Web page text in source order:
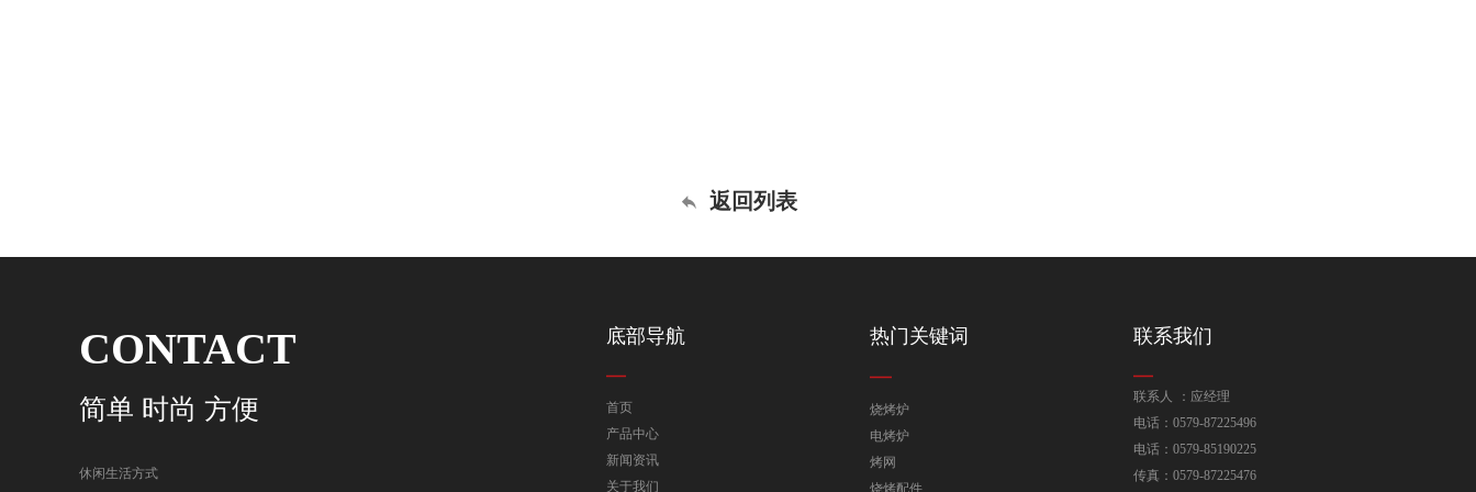
返回列表
CONTACT
简单 时尚 方便
休闲生活方式
底部导航
首页
产品中心
新闻资讯
关于我们
热门关键词
烧烤炉
电烤炉
烤网
烧烤配件
联系我们
联系人 ：应经理
电话：0579-87225496
电话：0579-85190225
传真：0579-87225476